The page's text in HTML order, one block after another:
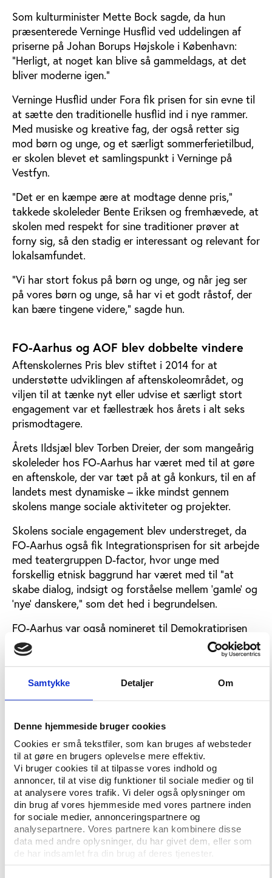
Samtykke Detaljer Om
Denne hjemmeside bruger cookies
Cookies er små tekstfiler, som kan bruges af websteder
til at gøre en brugers oplevelse mere effektiv.
Vi bruger cookies til at tilpasse vores indhold og
annoncer, til at vise dig funktioner til sociale medier og til
at analysere vores trafik. Vi deler også oplysninger om
din brug af vores hjemmeside med vores partnere inden
for sociale medier, annonceringspartnere og
analysepartnere. Vores partnere kan kombinere disse
data med andre oplysninger, du har givet dem, eller som
de har indsamlet fra din brug af deres tjenester.
Som kulturminister Mette Bock sagde, da hun
præsenterede Verninge Husflid ved uddelingen af
priserne på Johan Borups Højskole i København:
”Herligt, at noget kan blive så gammeldags, at det
bliver moderne igen.”
Verninge Husflid under Fora fik prisen for sin evne til
at sætte den traditionelle husflid ind i nye rammer.
Med musiske og kreative fag, der også retter sig
mod børn og unge, og et særligt sommerferietilbud,
er skolen blevet et samlingspunkt i Verninge på
Vestfyn.
”Det er en kæmpe ære at modtage denne pris,”
takkede skoleleder Bente Eriksen og fremhævede, at
skolen med respekt for sine traditioner prøver at
forny sig, så den stadig er interessant og relevant for
lokalsamfundet.
”Vi har stort fokus på børn og unge, og når jeg ser
på vores børn og unge, så har vi et godt råstof, der
kan bære tingene videre,” sagde hun.
FO-Aarhus og AOF blev dobbelte vindere
Aftenskolernes Pris blev stiftet i 2014 for at
understøtte udviklingen af aftenskoleområdet, og
viljen til at tænke nyt eller udvise et særligt stort
engagement var et fællestræk hos årets i alt seks
prismodtagere.
Årets Ildsjæl blev Torben Dreier, der som mangeårig
skoleleder hos FO-Aarhus har været med til at gøre
en aftenskole, der var tæt på at gå konkurs, til en af
landets mest dynamiske – ikke mindst gennem
skolens mange sociale aktiviteter og projekter.
Skolens sociale engagement blev understreget, da
FO-Aarhus også fik Integrationsprisen for sit arbejde
med teatergruppen D-factor, hvor unge med
forskellig etnisk baggrund har været med til ”at
skabe dialog, indsigt og forståelse mellem ’gamle’ og
’nye’ danskere,” som det hed i begrundelsen.
FO-Aarhus var også nomineret til Demokratiprisen
og Sundhedsprisen, men her trak AOF de længste
strå:
AOF Nord fik Demokratiprisen for sit arbejde med at
uformelle aktiviteter inddrager borgerne i fire
områder med sociale udfordringer og kulturelle
barrierer.
Desuden fik en rørt Marianne Blenner Babalola fra
AOF årets Sundhedspris for sin undervisning i
varmtvandsbassiner. Hun blev fremhævet for sin
evne til at styrke sine kursisters mentale og fysiske
sundhed gennem en høj faglighed, pædagogiske
evner og menneskelig omsorg.